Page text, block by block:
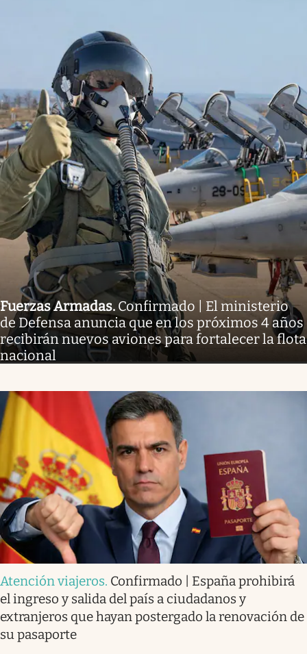
Fuerzas Armadas. Confirmado | El ministerio
de Defensa anuncia que en los próximos 4 años
recibirán nuevos aviones para fortalecer la flota
nacional
Atención viajeros. Confirmado | España prohibirá
el ingreso y salida del país a ciudadanos y
extranjeros que hayan postergado la renovación de
su pasaporte